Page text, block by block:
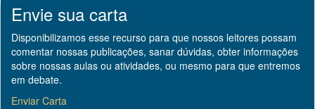
Envie sua carta
Disponibilizamos esse recurso para que nossos leitores possam
comentar nossas publicações, sanar dúvidas, obter informações
sobre nossas aulas ou atividades, ou mesmo para que entremos
em debate.
Enviar Carta